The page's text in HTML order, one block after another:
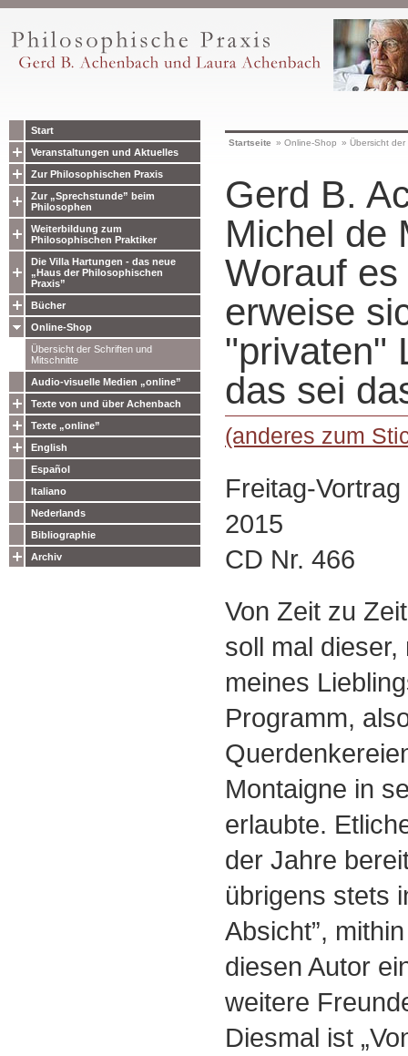
Start
Veranstaltungen und Aktuelles
Zur Philosophischen Praxis
Zur „Sprechstunde” beim
Philosophen
Weiterbildung zum
Philosophischen Praktiker
Die Villa Hartungen - das neue
„Haus der Philosophischen
Praxis”
Bücher
Online-Shop
Übersicht der Schriften und
Mitschnitte
Audio-visuelle Medien „online”
Texte von und über Achenbach
Texte „online”
English
Español
Italiano
Nederlands
Bibliographie
Archiv
Startseite » Online-Shop » Übersicht
Gerd B.
Michel de
Worauf
erweise
"privaten"
das sei
(anderes zum
Freitag-
2015
CD Nr. 466
Von Zeit zu
soll mal dieser,
meines
Programm,
Montaigne in
erlaubte.
der Jahre
übrigens stets
Absicht”,
diesen Autor
weitere
Diesmal ist